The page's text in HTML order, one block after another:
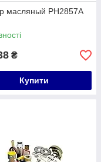
масляный PH2857A
₴
Купити